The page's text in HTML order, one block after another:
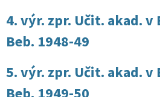
4. výr. zpr. Učit. akad. v
Beb. 1948-49
5. výr. zpr. Učit. akad. v
Beb. 1949-50